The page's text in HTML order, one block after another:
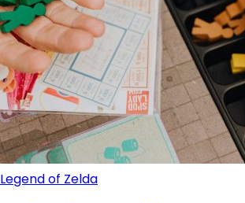
Legend of Zelda